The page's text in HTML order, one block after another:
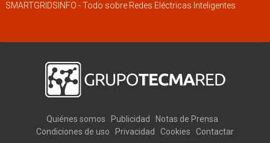
SMARTGRIDSINFO - Todo sobre Redes Eléctricas Inteligentes
Quiénes somos Publicidad
Notas de Prensa
Condiciones de uso
Privacidad Cookies Contactar